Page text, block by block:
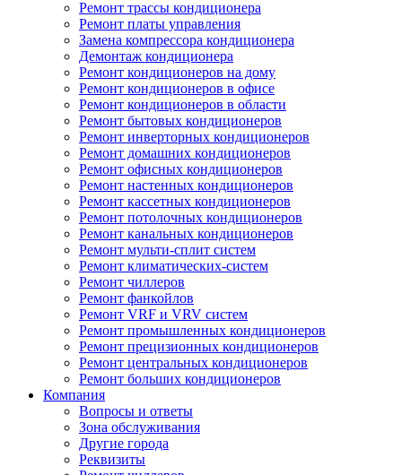
Ремонт трассы кондиционера
Ремонт платы управления
Замена компрессора кондиционера
Демонтаж кондиционера
Ремонт кондиционеров на дому
Ремонт кондиционеров в офисе
Ремонт кондиционеров в области
Ремонт бытовых кондиционеров
Ремонт инверторных кондиционеров
Ремонт домашних кондиционеров
Ремонт офисных кондиционеров
Ремонт настенных кондиционеров
Ремонт кассетных кондиционеров
Ремонт потолочных кондиционеров
Ремонт канальных кондиционеров
Ремонт мульти-сплит систем
Ремонт климатических-систем
Ремонт чиллеров
Ремонт фанкойлов
Ремонт VRF и VRV систем
Ремонт промышленных кондиционеров
Ремонт прецизионных кондиционеров
Ремонт центральных кондиционеров
Ремонт больших кондиционеров
Компания
Вопросы и ответы
Зона обслуживания
Другие города
Реквизиты